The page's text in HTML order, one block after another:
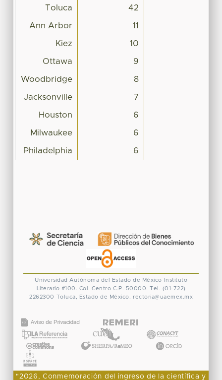
Toluca 42
Ann Arbor 11
Kiez 10
Ottawa 9
Woodbridge 8
Jacksonville 7
Houston 6
Milwaukee 6
Philadelphia 6
Universidad Autónoma del Estado de México
Instituto
Literario #100. Col. Centro C.P. 50000. Tel. (01-722)
2262300 Toluca, Estado de México. rectoria@uaemex.mx
"2026, Conmemoración del ingreso de la científica y